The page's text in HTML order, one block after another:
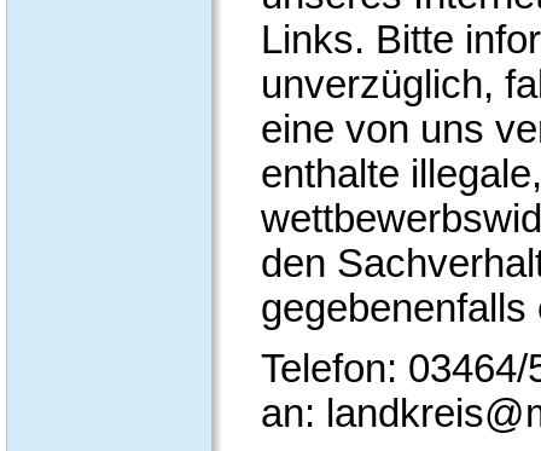
Links. Bitte
unverzüglich,
eine von uns
enthalte
den
Telefon:
an: